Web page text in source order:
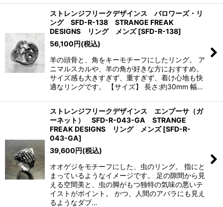
ストレンジフリークデザインス バロワーズ・リ
ング SFD-R-138 STRANGE FREAK
DESIGNS リング メンズ [SFD-R-138]
56,100円(税込)
羊の頭骨と、角をキーモチーフにしたリング。 ア
ニマルスカルや、羊の角が好きな方におすすめ。
サイズ感も大きすぎず、重すぎず、着け心地も快
適なリングです。 【サイズ】 長さ:約30mm 幅…
ストレンジフリークデザインス エンプーサ（ガ
ーネット） SFD-R-043-GA STRANGE
FREAK DESIGNS リング メンズ [SFD-R-
043-GA]
39,600円(税込)
オオゲジをモチーフにした、虫のリング。 指にと
まっているようなイメージです。 足の隙間から見
える空間美と、虫の脚がもつ独特の気味の悪いテ
イストがポイント。 かつ、人間のアバラにも見え
るようなダブ…